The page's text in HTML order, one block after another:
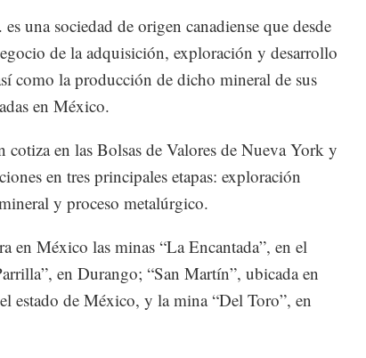
una sociedad de origen canadiense que desde
de la adquisición, exploración y desarrollo
como la producción de dicho mineral de sus
en México.
cotiza en las Bolsas de Valores de Nueva York y
en tres principales etapas: exploración
y proceso metalúrgico.
en México las minas “La Encantada”, en el
en Durango; “San Martín”, ubicada en
estado de México, y la mina “Del Toro”, en